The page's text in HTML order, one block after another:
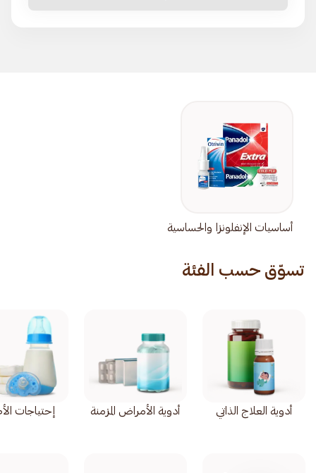
أساسيات الإنفلونزا والحساسية
تسوّق حسب الفئة
أدوية العلاج الذاتي أدوية الأمراض المزمنة إحتياجات